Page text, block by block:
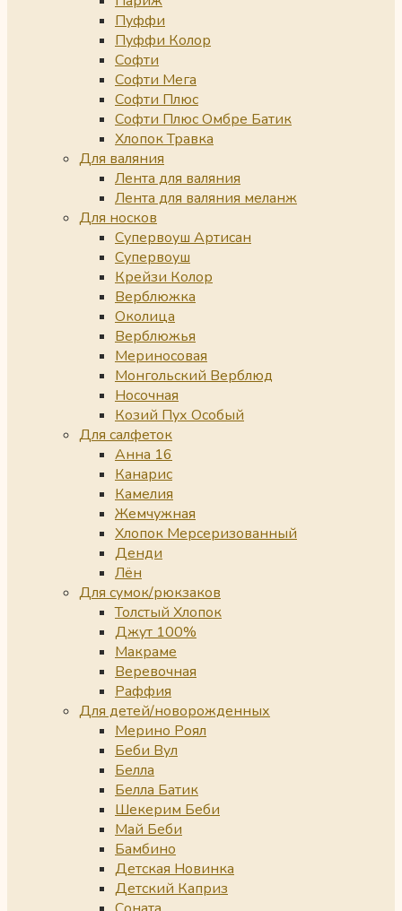
Пуффи
Пуффи Колор
Софти
Софти Мега
Софти Плюс
Софти Плюс Омбре Батик
Хлопок Травка
Для валяния
Лента для валяния
Лента для валяния меланж
Для носков
Супервоуш Артисан
Супервоуш
Крейзи Колор
Верблюжка
Околица
Верблюжья
Мериносовая
Монгольский Верблюд
Носочная
Козий Пух Особый
Для салфеток
Анна 16
Канарис
Камелия
Жемчужная
Хлопок Мерсеризованный
Денди
Лён
Для сумок/рюкзаков
Толстый Хлопок
Джут 100%
Макраме
Веревочная
Раффия
Для детей/новорожденных
Мерино Роял
Беби Вул
Белла
Белла Батик
Шекерим Беби
Май Беби
Бамбино
Детская Новинка
Детский Каприз